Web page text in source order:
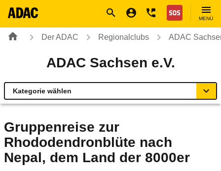
Nothilfe
MENÜ
Der ADAC Regionalclubs ADAC
ADAC Sachsen e.V.
Kategorie wählen
Ihr Kontakt zum ADAC Sachsen
Gruppenreise zur
Rhododendronblüte nach
Nepal, dem Land der 8000er